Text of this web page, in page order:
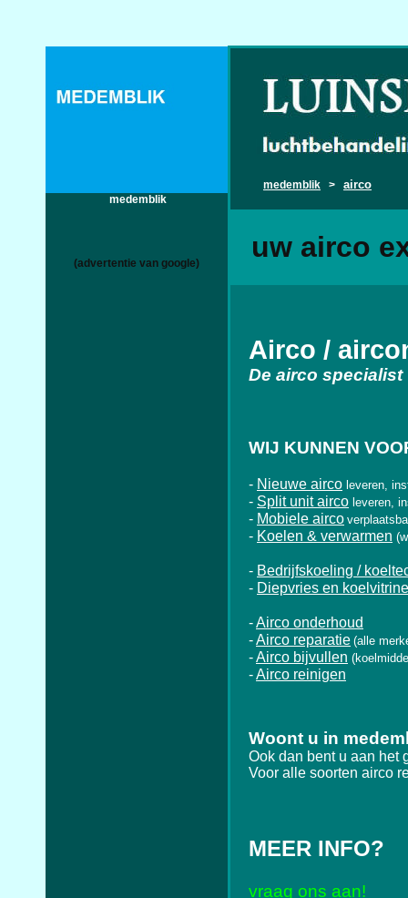
medemblik
(advertentie van google)
medemblik > airco
uw airco
Airco /
De airco
WIJ KUNNEN
- Nieuwe airco leveren,
- Split unit airco leveren,
- Mobiele airco
- Koelen & verwarmen
- Bedrijfskoeling /
- Diepvries en
-Airco onderhoud
-Airco reparatie (alle
-Airco bijvullen
-Airco reinigen
Woont u in
Ook dan bent u aan het
Voor alle soorten airco
MEER INFO?
vraag ons aan!